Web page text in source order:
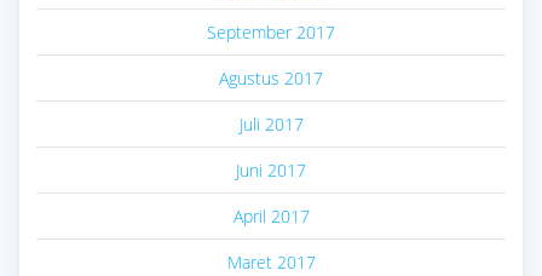
September 2017
Agustus 2017
Juli 2017
Juni 2017
April 2017
Maret 2017